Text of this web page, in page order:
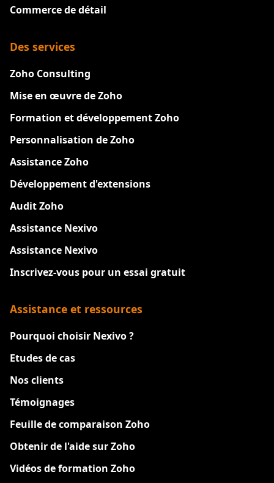
Commerce de détail
Des services
Zoho Consulting
Mise en œuvre de Zoho
Formation et développement Zoho
Personnalisation de Zoho
Assistance Zoho
Développement d'extensions
Audit Zoho
Assistance Nexivo
Assistance Nexivo
Inscrivez-vous pour un essai gratuit
Assistance et ressources
Pourquoi choisir Nexivo ?
Etudes de cas
Nos clients
Témoignages
Feuille de comparaison Zoho
Obtenir de l'aide sur Zoho
Vidéos de formation Zoho